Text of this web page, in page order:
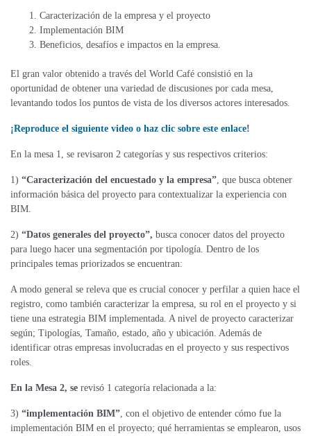
Caracterización de la empresa y el proyecto
Implementación BIM
Beneficios, desafíos e impactos en la empresa.
El gran valor obtenido a través del World Café consistió en la
oportunidad de obtener una variedad de discusiones por cada mesa,
levantando todos los puntos de vista de los diversos actores interesados.
¡Reproduce el siguiente video o haz clic sobre este enlace!
En la mesa 1, se revisaron 2 categorías y sus respectivos criterios:
1) “Caracterización del encuestado y la empresa” , que busca obtener
información básica del proyecto para contextualizar la experiencia con
BIM.
2) “Datos generales del proyecto”, busca conocer datos del proyecto
para luego hacer una segmentación por tipología. Dentro de los
principales temas priorizados se encuentran:
A modo general se releva que es crucial conocer y perfilar a quien hace el
registro, como también caracterizar la empresa, su rol en el proyecto y si
tiene una estrategia BIM implementada. A nivel de proyecto caracterizar
según; Tipologías, Tamaño, estado, año y ubicación. Además de
identificar otras empresas involucradas en el proyecto y sus respectivos
roles.
En la Mesa 2, se revisó 1 categoría relacionada a la:
3) “implementación BIM” , con el objetivo de entender cómo fue la
implementación BIM en el proyecto; qué herramientas se emplearon, usos